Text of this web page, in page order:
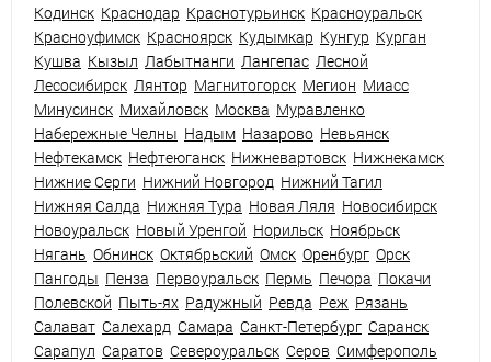
Кодинск Краснодар Краснотурьинск Красноуральск
Красноуфимск Красноярск Кудымкар Кунгур Курган
Кушва Кызыл Лабытнанги Лангепас Лесной
Лесосибирск Лянтор Магнитогорск Мегион Миасс
Минусинск Михайловск Москва Муравленко
Набережные Челны Надым Назарово Невьянск
Нефтекамск Нефтеюганск Нижневартовск Нижнекамск
Нижние Серги Нижний Новгород Нижний Тагил
Нижняя Салда Нижняя Тура Новая Ляля Новосибирск
Новоуральск Новый Уренгой Норильск Ноябрьск
Нягань Обнинск Октябрьский Омск Оренбург Орск
Пангоды Пенза Первоуральск Пермь Печора Покачи
Полевской Пыть-ях Радужный Ревда Реж Рязань
Салават Салехард Самара Санкт-Петербург Саранск
Сарапул Саратов Североуральск Серов Симферополь